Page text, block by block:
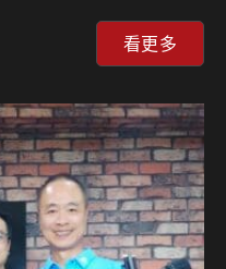
看更多